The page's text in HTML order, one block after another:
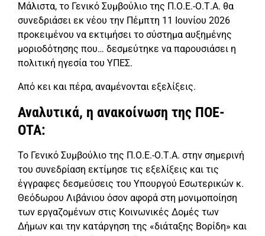
Μάλιστα, το Γενικό Συμβούλιο της Π.Ο.Ε.-Ο.Τ.Α. θα
συνεδριάσει εκ νέου την Πέμπτη 11 Ιουνίου 2026
προκειμένου να εκτιμήσει το σύστημα αυξημένης
μοριοδότησης που… δεσμεύτηκε να παρουσιάσει η
πολιτική ηγεσία του ΥΠΕΣ.
Από κει και πέρα, αναμένονται εξελίξεις.
Αναλυτικά, η ανακοίνωση της ΠΟΕ-
ΟΤΑ:
Το Γενικό Συμβούλιο της Π.Ο.Ε.-Ο.Τ.Α. στην σημερινή
του συνεδρίαση εκτίμησε τις εξελίξεις και τις
έγγραφες δεσμεύσεις του Υπουργού Εσωτερικών κ.
Θεόδωρου Λιβάνιου όσον αφορά στη μονιμοποίηση
των εργαζομένων στις Κοινωνικές Δομές των
Δήμων και την κατάργηση της «διάταξης Βορίδη» και